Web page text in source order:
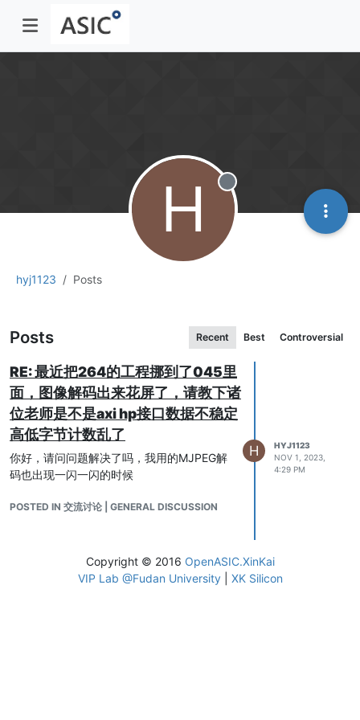
hyj1123 Posts
H Offline
Posts Recent Best Controversial
RE: 最近把264的工程挪到了045里
面，图像解码出来花屏了，请教下诸
位老师是不是axi hp接口数据不稳定
高低字节计数乱了
你好，请问问题解决了吗，我用的MJPEG解
码也出现一闪一闪的时候
POSTED IN 交流讨论 | GENERAL DISCUSSION
H
HYJ1123
NOV 1, 2023,
4:29 PM
Copyright © 2016 OpenASIC.XinKai
VIP Lab @Fudan University| XK Silicon